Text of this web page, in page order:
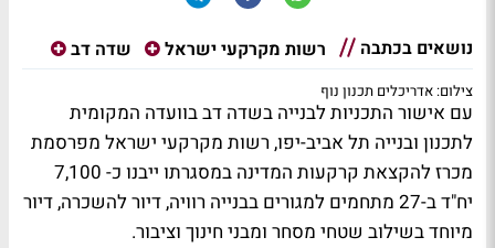
נושאים בכתבה רשות מקרקעי ישראל שדה דב
צילום: אדריכלים תכנון נוף
עם אישור התכניות לבנייה בשדה דב בוועדה המקומית
לתכנון ובנייה תל אביב-יפו, רשות מקרקעי ישראל מפרסמת
מכרז להקצאת קרקעות המדינה במסגרתו ייבנו כ- 7,100
יח"ד ב-27 מתחמים למגורים בבנייה רוויה, דיור להשכרה, דיור
מיוחד בשילוב שטחי מסחר ומבני חינוך וציבור.